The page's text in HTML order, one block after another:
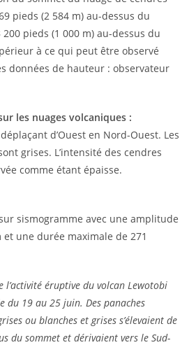
pieds (2 584 m) au-dessus du
pieds (1 000 m) au-dessus du
à ce qui peut être observé
données de hauteur : observateur
les nuages ​​volcaniques :
d’Ouest en Nord-Ouest. Les
grises. L’intensité des cendres
comme étant épaisse.
sismogramme avec une amplitude
et une durée maximale de 271
l’activité éruptive du volcan Lewotobi
du 19 au 25 juin. Des panaches
ou blanches et grises s’élevaient de
du sommet et dérivaient vers le Sud-